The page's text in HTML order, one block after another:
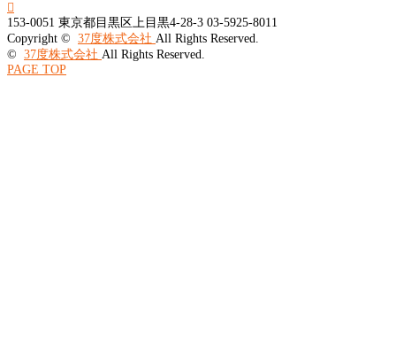

153-0051 東京都目黒区上目黒4-28-3 03-5925-8011
Copyright © 37度株式会社 All Rights Reserved.
© 37度株式会社 All Rights Reserved.
PAGE TOP